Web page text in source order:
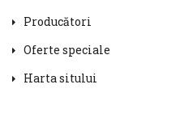
Producători
Oferte speciale
Harta sitului